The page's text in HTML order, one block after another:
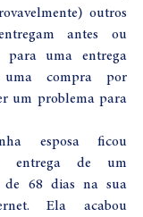
outros
antes ou
para uma entrega
compra por
um problema para
esposa ficou
entrega de um
de 68 dias na sua
Ela acabou